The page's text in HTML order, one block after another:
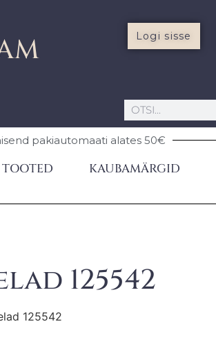
Logi sisse
pakiautomaati alates 50€
KAUBAMÄRGID
125542
125542